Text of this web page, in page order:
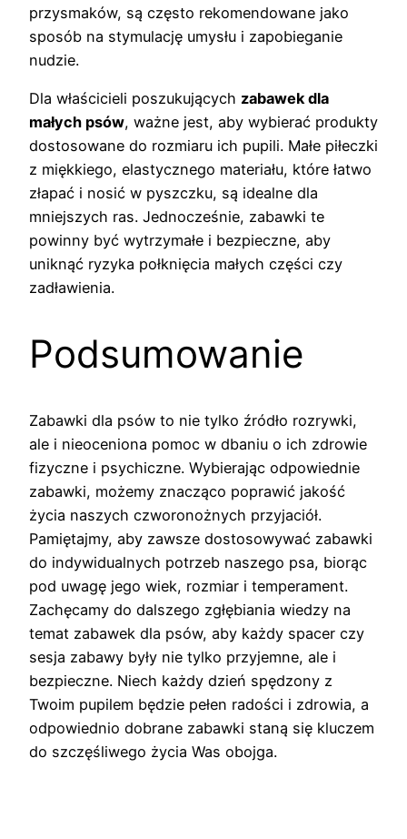
przysmaków, są często rekomendowane jako
sposób na stymulację umysłu i zapobieganie
nudzie.
Dla właścicieli poszukujących zabawek dla
małych psów, ważne jest, aby wybierać produkty
dostosowane do rozmiaru ich pupili. Małe piłeczki
z miękkiego, elastycznego materiału, które łatwo
złapać i nosić w pyszczku, są idealne dla
mniejszych ras. Jednocześnie, zabawki te
powinny być wytrzymałe i bezpieczne, aby
uniknąć ryzyka połknięcia małych części czy
zadławienia.
Podsumowanie
Zabawki dla psów to nie tylko źródło rozrywki,
ale i nieoceniona pomoc w dbaniu o ich zdrowie
fizyczne i psychiczne. Wybierając odpowiednie
zabawki, możemy znacząco poprawić jakość
życia naszych czworonożnych przyjaciół.
Pamiętajmy, aby zawsze dostosowywać zabawki
do indywidualnych potrzeb naszego psa, biorąc
pod uwagę jego wiek, rozmiar i temperament.
Zachęcamy do dalszego zgłębiania wiedzy na
temat zabawek dla psów, aby każdy spacer czy
sesja zabawy były nie tylko przyjemne, ale i
bezpieczne. Niech każdy dzień spędzony z
Twoim pupilem będzie pełen radości i zdrowia, a
odpowiednio dobrane zabawki staną się kluczem
do szczęśliwego życia Was obojga.